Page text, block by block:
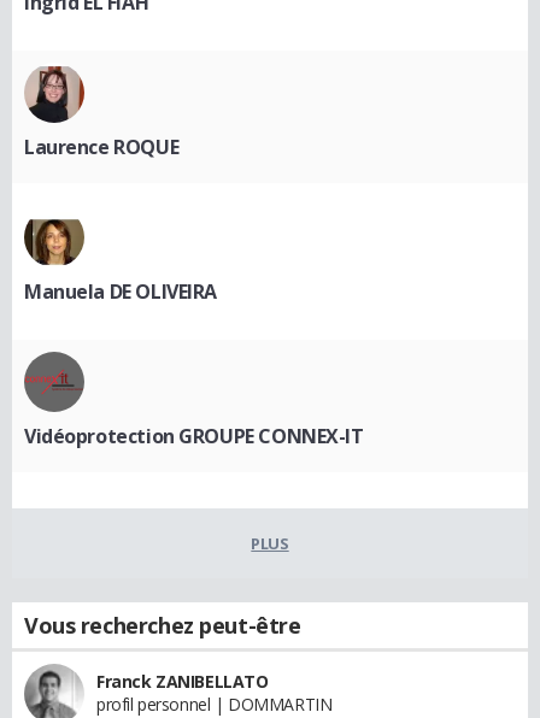
Laurence ROQUE
Manuela DE OLIVEIRA
Vidéoprotection GROUPE CONNEX-IT
PLUS
Vous recherchez peut-être
Franck ZANIBELLATO
profil personnel | DOMMARTIN